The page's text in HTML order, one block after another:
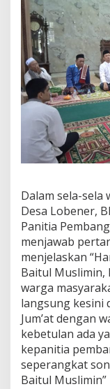
Dalam sela-sela
Desa Lobener,
Panitia
menjawab
menjelaskan
Baitul Muslimin,
warga
langsung kesini
Jum’at dengan
kebetulan ada
kepanitia
seperangkat
Baitul